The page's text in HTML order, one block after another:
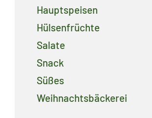
Hauptspeisen
Hülsenfrüchte
Salate
Snack
Süßes
Weihnachtsbäckerei